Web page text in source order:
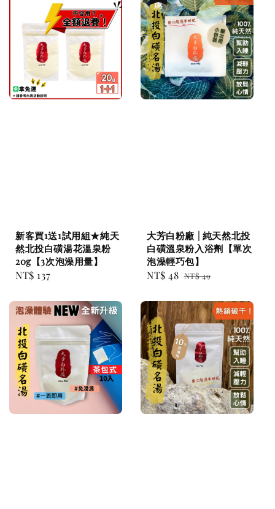
新客買1送1試用組★純天
然北投白磺湯花溫泉粉
20g【3次泡澡用量】
Regular
NT$ 137
大芳白粉廠 | 純天然北投
白磺溫泉粉入浴劑【單次
泡澡輕巧包】
Sale
NT$ 48 Regular
NT$ 49